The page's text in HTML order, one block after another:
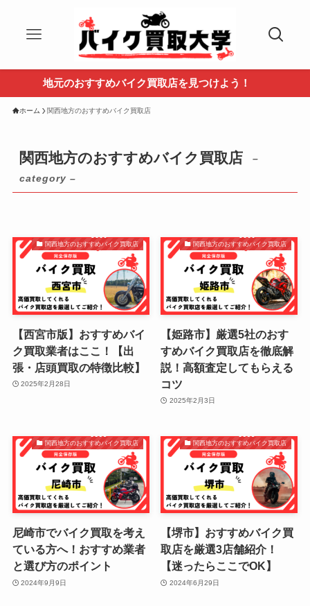
地元のおすすめバイク買取店を見つけよう！
ホーム 関西地方のおすすめバイク買取店
関西地方のおすすめバイク買取店
–
category –
関西地方のおすすめバイク買取店
【西宮市版】おすすめバイ
ク買取業者はここ！【出
張・店頭買取の特徴比較】
2025年2月28日
関西地方のおすすめバイク買取店
【姫路市】厳選5社のおす
すめバイク買取店を徹底解
説！高額査定してもらえる
コツ
2025年2月3日
関西地方のおすすめバイク買取店
尼崎市でバイク買取を考え
ている方へ！おすすめ業者
と選び方のポイント
2024年9月9日
関西地方のおすすめバイク買取店
【堺市】おすすめバイク買
取店を厳選3店舗紹介！
【迷ったらここでOK】
2024年6月29日